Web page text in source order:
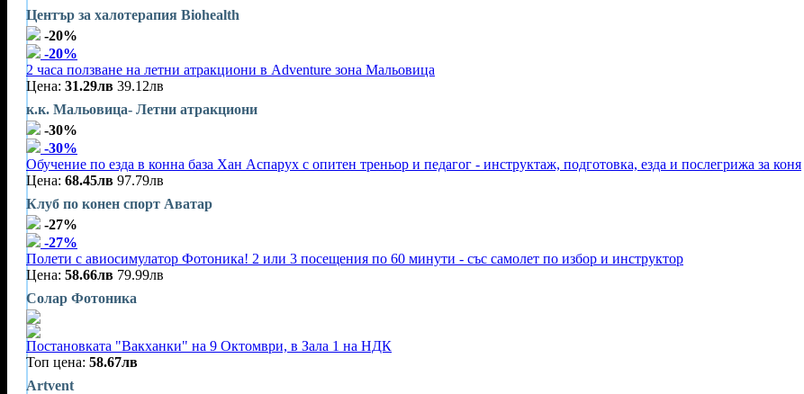
Център за халотерапия Biohealth
-20%
-20%
2 часа ползване на летни атракциони в Adventure зона Мальовица
Цена: 31.29лв 39.12лв
к.к. Мальовица- Летни атракциони
-30%
-30%
Обучение по езда в конна база Хан Аспарух с опитен треньор и педагог - инструктаж, подготовка, езда и послегрижа за коня
Цена: 68.45лв 97.79лв
Клуб по конен спорт Аватар
-27%
-27%
Полети с авиосимулатор Фотоника! 2 или 3 посещения по 60 минути - със самолет по избор и инструктор
Цена: 58.66лв 79.99лв
Солар Фотоника
Постановката "Вакханки" на 9 Октомври, в Зала 1 на НДК
Топ цена: 58.67лв
Artvent